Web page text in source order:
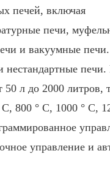
печей, включая
печи,
и вакуумные
нестандартные
50 л до 2000 литров,
800 ° C, 1000 ° C,
управление и